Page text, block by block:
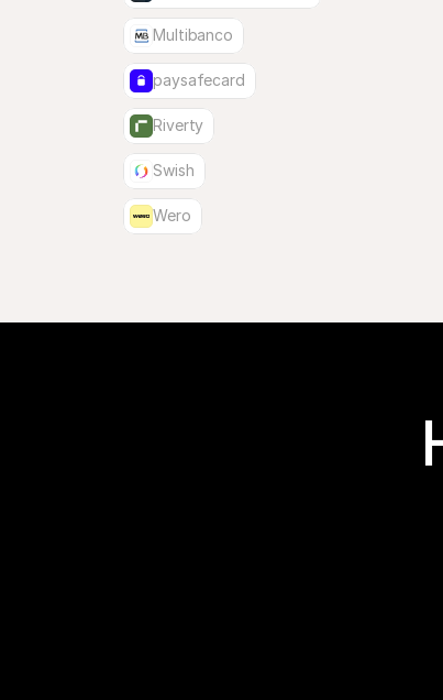
Multibanco
paysafecard
Riverty
Swish
Wero